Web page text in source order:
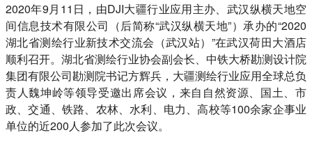
2020年9月11日，由DJI大疆行业应用主办、武汉纵横天地空
间信息技术有限公司（后简称“武汉纵横天地”）承办的“2020
湖北省测绘行业新技术交流会（武汉站）”在武汉荷田大酒店
顺利召开。湖北省测绘行业协会副会长、中铁大桥勘测设计院
集团有限公司勘测院书记方辉兵，大疆测绘行业应用全球总负
责人魏坤岭等领导受邀出席会议，来自自然资源、国土、市
政、交通、铁路、农林、水利、电力、高校等100余家企事业
单位的近200人参加了此次会议。